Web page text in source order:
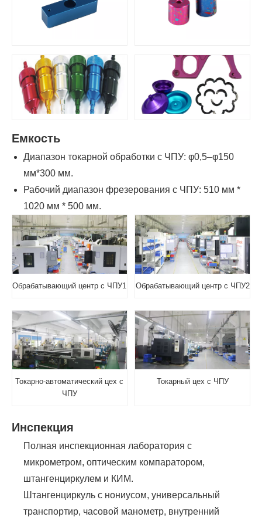
Емкость
Диапазон токарной обработки с ЧПУ: φ0,5–φ150
мм*300 мм.
Рабочий диапазон фрезерования с ЧПУ: 510 мм *
1020 мм * 500 мм.
Обрабатывающий центр с ЧПУ1 Обрабатывающий центр с ЧПУ2
Токарно-автоматический цех с
ЧПУ
Токарный цех с ЧПУ
Инспекция
Полная инспекционная лаборатория с
микрометром, оптическим компаратором,
штангенциркулем и КИМ.
Штангенциркуль с нониусом, универсальный
транспортир, часовой манометр, внутренний